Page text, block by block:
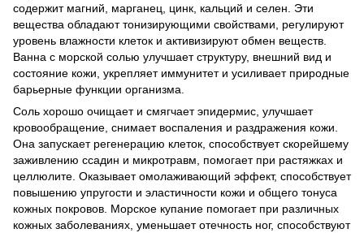
содержит магний, марганец, цинк, кальций и селен. Эти
вещества обладают тонизирующими свойствами, регулируют
уровень влажности клеток и активизируют обмен веществ.
Ванна с морской солью улучшает структуру, внешний вид и
состояние кожи, укрепляет иммунитет и усиливает природные
барьерные функции организма.
Соль хорошо очищает и смягчает эпидермис, улучшает
кровообращение, снимает воспаления и раздражения кожи.
Она запускает регенерацию клеток, способствует скорейшему
заживлению ссадин и микротравм, помогает при растяжках и
целлюлите. Оказывает омолаживающий эффект, способствует
повышению упругости и эластичности кожи и общего тонуса
кожных покровов. Морское купание помогает при различных
кожных заболеваниях, уменьшает отечность ног, способствуют